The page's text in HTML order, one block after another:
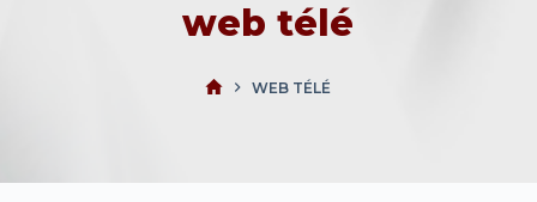
web télé
WEB TÉLÉ